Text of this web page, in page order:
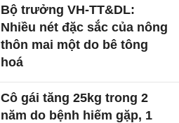
Bộ trưởng VH-TT&DL:
Nhiều nét đặc sắc của nông
thôn mai một do bê tông
hoá
Cô gái tăng 25kg trong 2
năm do bệnh hiếm gặp, 1